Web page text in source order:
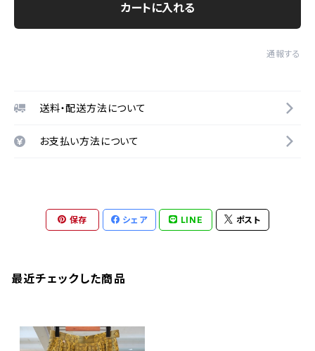
カートに入れる
通報する
送料・配送方法について
お支払い方法について
保存 シェア LINE ポスト
最近チェックした商品